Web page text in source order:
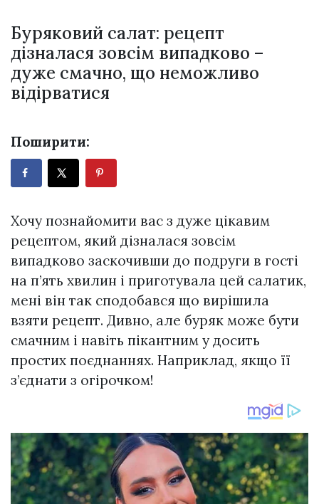
Буряковий салат: рецепт
дізналася зовсім випадково –
дуже смачно, що неможливо
відірватися
Поширити:
Хочу познайомити вас з дуже цікавим
рецептом, який дізналася зовсім
випадково заскочивши до подруги в гості
на п’ять хвилин і приготувала цей салатик,
мені він так сподобався що вирішила
взяти рецепт. Дивно, але буряк може бути
смачним і навіть пікантним у досить
простих поєднаннях. Наприклад, якщо її
з’єднати з огірочком!